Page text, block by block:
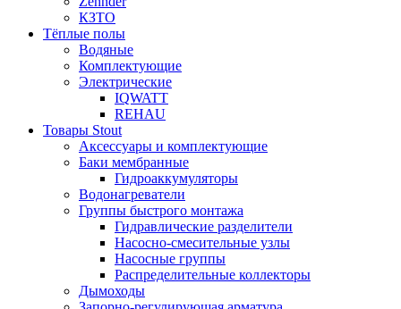
КЗТО
Тёплые полы
Водяные
Комплектующие
Электрические
IQWATT
REHAU
Товары Stout
Аксессуары и комплектующие
Баки мембранные
Гидроаккумуляторы
Водонагреватели
Группы быстрого монтажа
Гидравлические разделители
Насосно-смесительные узлы
Насосные группы
Распределительные коллекторы
Дымоходы